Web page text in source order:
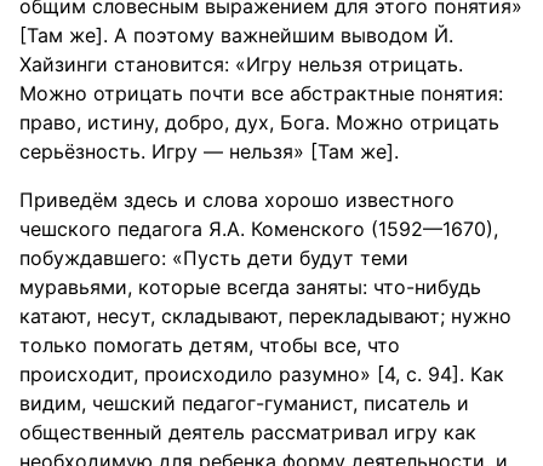
общим словесным выражением для этого понятия»
[Там же]. А поэтому важнейшим выводом Й.
Хайзинги становится: «Игру нельзя отрицать.
Можно отрицать почти все абстрактные понятия:
право, истину, добро, дух, Бога. Можно отрицать
серьёзность. Игру — нельзя» [Там же].
Приведём здесь и слова хорошо известного
чешского педагога Я.А. Коменского (1592—1670),
побуждавшего: «Пусть дети будут теми
муравьями, которые всегда заняты: что-нибудь
катают, несут, складывают, перекладывают; нужно
только помогать детям, чтобы все, что
происходит, происходило разумно» [4, с. 94]. Как
видим, чешский педагог-гуманист, писатель и
общественный деятель рассматривал игру как
необходимую для ребенка форму деятельности, и